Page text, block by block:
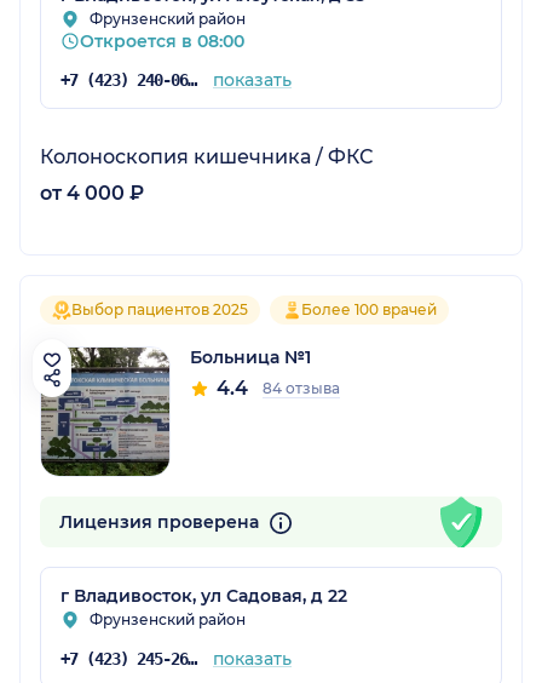
Фрунзенский район
Откроется в 08:00
+7 (423) 240-06-24 показать
Колоноскопия кишечника / ФКС
от 4 000 ₽
Выбор пациентов 2025 Более 100 врачей
Больница №1
4.4 84 отзыва
Лицензия проверена
г Владивосток, ул Садовая, д 22
Фрунзенский район
+7 (423) 245-26-31 показать